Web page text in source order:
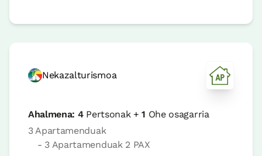
Nekazalturismoa
Ahalmena: 4Pertsonak +1 Ohe osagarria
3 Apartamenduak
- 3 Apartamenduak 2 PAX